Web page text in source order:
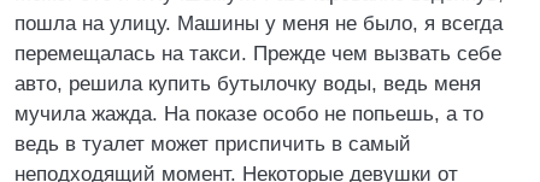
пошла на улицу. Машины у меня не было, я всегда
перемещалась на такси. Прежде чем вызвать себе
авто, решила купить бутылочку воды, ведь меня
мучила жажда. На показе особо не попьешь, а то
ведь в туалет может приспичить в самый
неподходящий момент. Некоторые девушки от